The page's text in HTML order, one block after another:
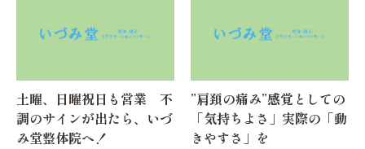
土曜、日曜祝日も営業 不
調のサインが出たら、いづ
み堂整体院へ！
”肩頚の痛み”感覚としての
「気持ちよさ」実際の「動
きやすさ」を